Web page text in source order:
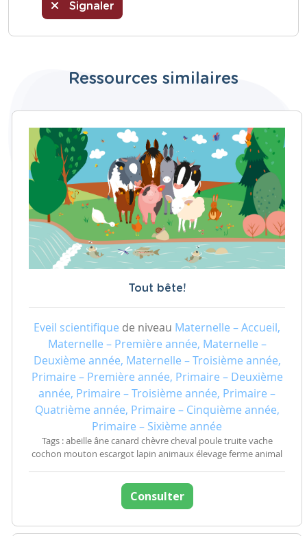
Signaler
Ressources similaires
Tout bête!
Eveil scientifique de niveau Maternelle – Accueil,
Maternelle – Première année, Maternelle –
Deuxième année, Maternelle – Troisième année,
Primaire – Première année, Primaire – Deuxième
année, Primaire – Troisième année, Primaire –
Quatrième année, Primaire – Cinquième année,
Primaire – Sixième année
Tags : abeille âne canard chèvre cheval poule truite vache
cochon mouton escargot lapin animaux élevage ferme animal
Consulter